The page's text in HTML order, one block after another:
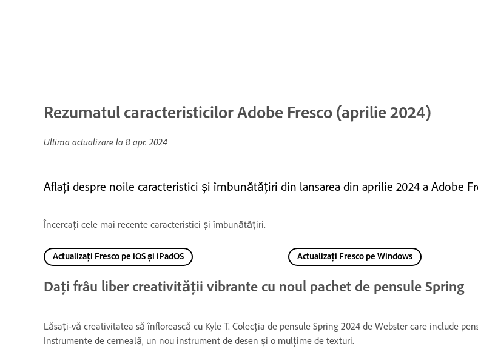
Rezumatul caracteristicilor Adobe Fresco (aprilie 2024)
Ultima actualizare la 8 apr. 2024
Aflați despre noile caracteristici și îmbunătățiri din lansarea din aprilie 2024 a Adobe
Încercați cele mai recente caracteristici și îmbunătățiri.
Actualizați Fresco pe iOS și iPadOS Actualizați Fresco pe Windows
Dați frâu liber creativității vibrante cu noul pachet de pensule Spring
Lăsați-vă creativitatea să înflorească cu Kyle T. Colecția de pensule Spring 2024 de Webster care include
Instrumente de cerneală, un nou instrument de desen și o mulțime de texturi.